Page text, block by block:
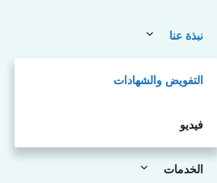
نبذة عنا
التفويض والشهادات
فيديو
الخدمات